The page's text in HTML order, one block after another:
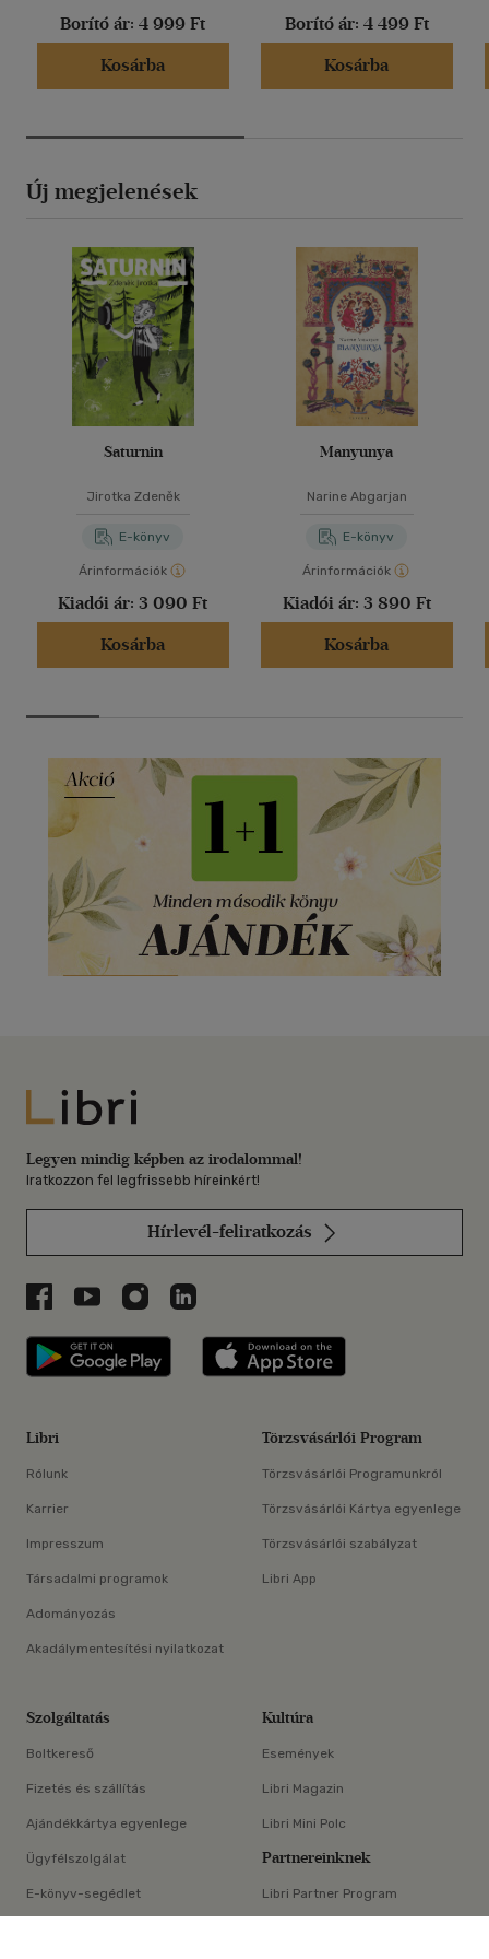
Borító ár: 4 999 Ft
Kosárba
Borító ár: 4 499 Ft
Kosárba
Új megjelenések
Saturnin
Jirotka Zdeněk
E-könyv
Árinformációk
Kiadói ár: 3 090 Ft
Kosárba
Manyunya
Narine Abgarjan
E-könyv
Árinformációk
Kiadói ár: 3 890 Ft
Kosárba
×
Libri
Legyen mindig képben az irodalommal!
Iratkozzon fel legfrissebb híreinkért!
Hírlevél-feliratkozás
Libri a Facebookon
Libri a Youtube-on
Libri az Instagramon
Libri a LinkedInen
Libri applikáció Szerezd meg: Google
Libri
Rólunk
Karrier
Impresszum
Társadalmi programok
Adományozás
Akadálymentesítési nyilatkozat
Törzsvásárlói Program
Törzsvásárlói Programunkról
Törzsvásárlói Kártya egyenlege
Törzsvásárlói szabályzat
Libri App
Szolgáltatás
Boltkereső
Fizetés és szállítás
Ajándékkártya egyenlege
Ügyfélszolgálat
E-könyv-segédlet
Kultúra
Események
Libri Magazin
Libri Mini Polc
Partnereinknek
Libri Partner Program